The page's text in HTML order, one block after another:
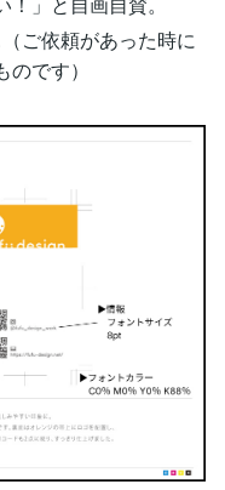
ご依頼があった時に
です）